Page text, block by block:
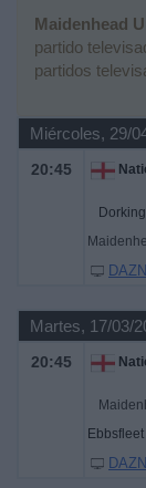
Maidenhead
partido
partidos
Miércoles, 29/
20:45
Martes, 17/03/
20:45
Widget